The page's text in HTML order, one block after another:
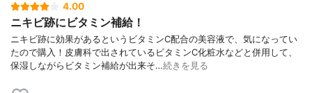
4.00
ニキビ跡にビタミン補給！
ニキビ跡に効果があるというビタミンC配合の美容液で、気になってい
たので購入！皮膚科で出されているビタミンC化粧水などと併用して、
保湿しながらビタミン補給が出来そ…続きを見る